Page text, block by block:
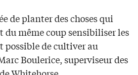
de planter des choses qui
du même coup sensibiliser les
possible de cultiver au
Boulerice, superviseur des